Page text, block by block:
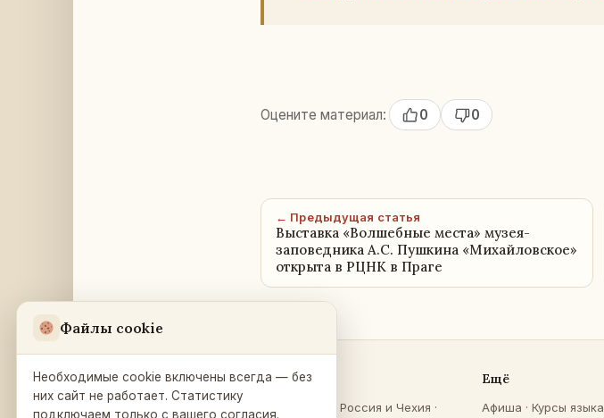
Оцените материал: 0 0
← Предыдущая статья
Выставка «Волшебные места» музея-
заповедника А.С. Пушкина «Михайловское»
открыта в РЦНК в Праге
Русский Дом
в Праге
Разделы
Россия и Чехия ·
Ещё
Афиша · Курсы языка
Файлы cookie
Необходимые cookie включены всегда — без
них сайт не работает. Статистику
подключаем только с вашего согласия.